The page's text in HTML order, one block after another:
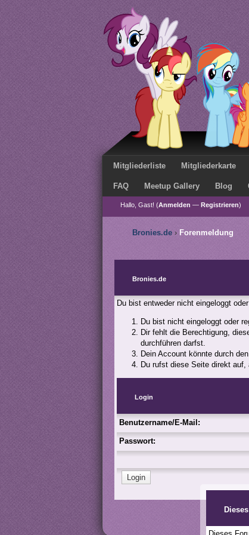
Mitgliederliste Mitgliederkarte
FAQ Meetup Gallery Blog
Hallo, Gast! (Anmelden — Registrieren)
Bronies.de › Forenmeldung
Bronies.de
Du bist entweder nicht eingeloggt
Du bist nicht eingeloggt oder
Dir fehlt die Berechtigung,
durchführen darfst.
Dein Account könnte durch
Du rufst diese Seite direkt
Login
Benutzername/E-Mail:
Passwort: